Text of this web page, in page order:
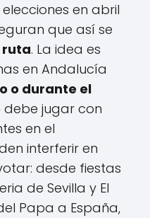
en abril
que así se
ruta. La idea es
en Andalucía
o durante el
debe jugar con
en el
interferir en
desde fiestas
de Sevilla y El
Papa a España,